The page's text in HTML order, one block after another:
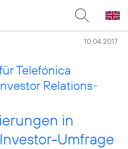
10.04.2017
Telefónica
Relations-
in
Umfrage